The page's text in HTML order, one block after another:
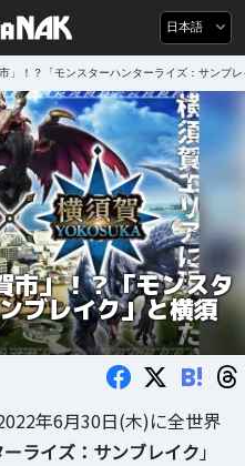
日本語
」！？「モンスターハンターライズ：サンブ
市」！？「モンスタ
ブレイク」と横須
B!
年6月30日(木)に全世界
ライズ：サンブレイク 」